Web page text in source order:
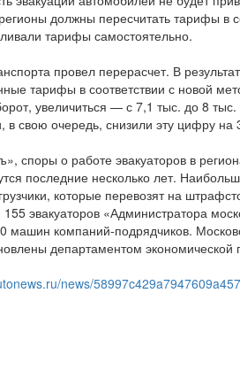
должны пересчитать тарифы в
тарифы самостоятельно.
провел перерасчет. В
тарифы в соответствии с новой
увеличиться — с 7,1 тыс. до 8
в свою очередь, снизили эту цифру на
споры о работе эвакуаторов в
последние несколько лет.
которые перевозят на
эвакуаторов «Администратора
машин компаний-подрядчиков.
департаментом экономической
news/